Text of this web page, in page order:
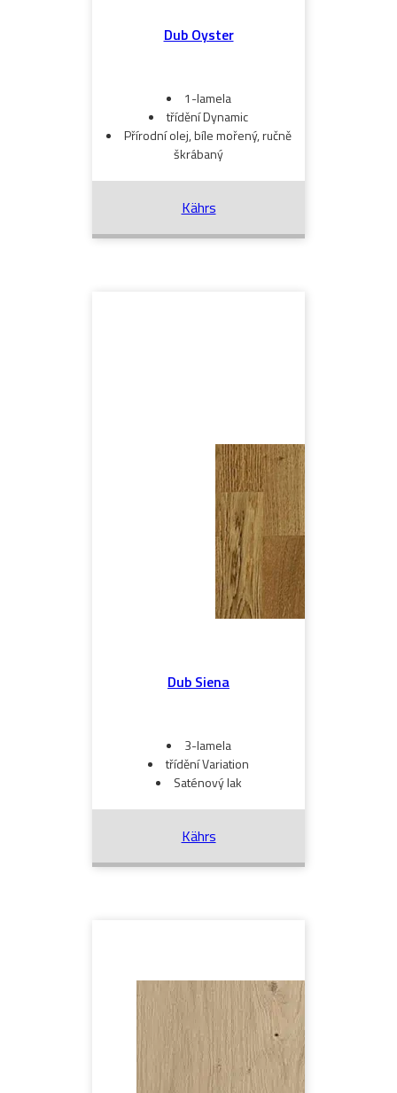
Dub Oyster
1-lamela
třídění Dynamic
Přírodní olej, bíle mořený, ručně
škrábaný
Kährs
Dub Siena
3-lamela
třídění Variation
Saténový lak
Kährs